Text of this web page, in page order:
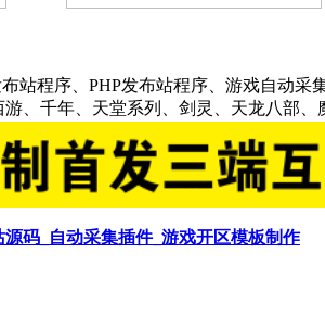
站程序、PHP发布站程序、游戏自动
、千年、天堂系列、剑灵、天龙八部
码_自动采集插件_游戏开区模板制作